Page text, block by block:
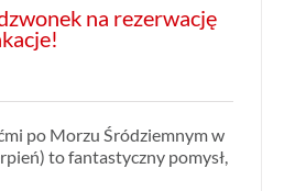
na rezerwację
po Morzu Śródziemnym w
to fantastyczny pomysł,